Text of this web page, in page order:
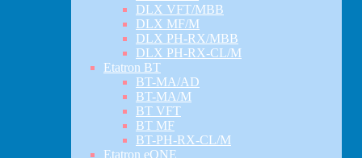
DLX VFT/MBB
DLX MF/M
DLX PH-RX/MBB
DLX PH-RX-CL/M
Etatron BT
BT-MA/AD
BT-MA/M
BT VFT
BT MF
BT-PH-RX-CL/M
Etatron eONE